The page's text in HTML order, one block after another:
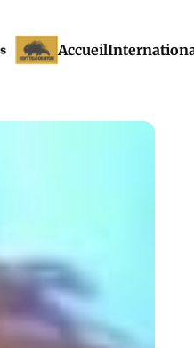
Accueil